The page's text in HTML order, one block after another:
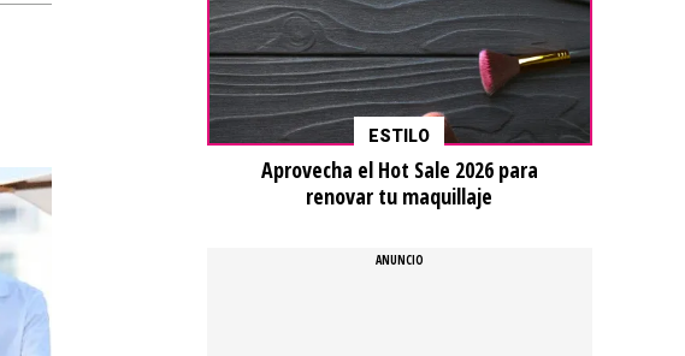
ESTILO
Aprovecha el Hot Sale 2026 para
renovar tu maquillaje